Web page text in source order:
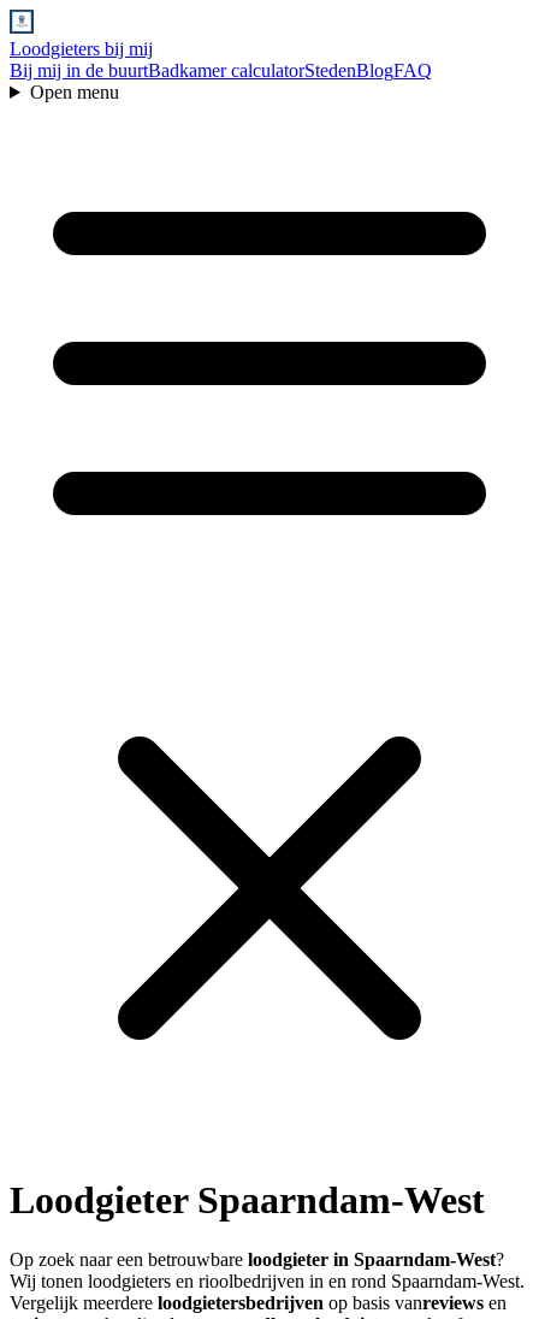
Loodgieters bij mij
Bij mij in de buurtBadkamer calculatorStedenBlogFAQ
Open menu
Loodgieter Spaarndam-West
Op zoek naar een betrouwbare loodgieter in Spaarndam-West?
Wij tonen loodgieters en rioolbedrijven in en rond Spaarndam-West.
Vergelijk meerdere loodgietersbedrijven op basis vanreviews en